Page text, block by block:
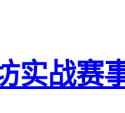
实战赛